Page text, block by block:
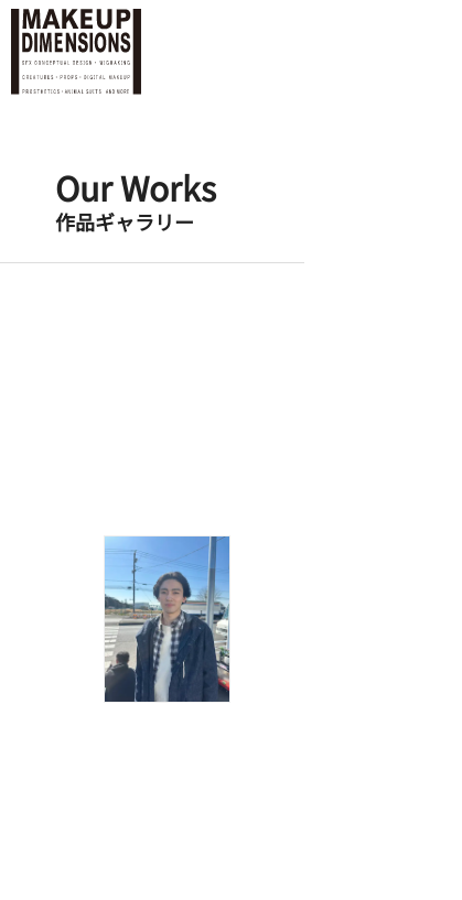
Our Works
作品ギャラリー